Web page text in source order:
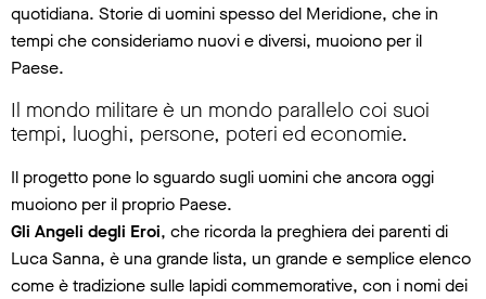
quotidiana. Storie di uomini spesso del Meridione, che in
tempi che consideriamo nuovi e diversi, muoiono per il
Paese.
Il mondo militare è un mondo parallelo coi suoi
tempi, luoghi, persone, poteri ed economie.
Il progetto pone lo sguardo sugli uomini che ancora oggi
muoiono per il proprio Paese.
Gli Angeli degli Eroi, che ricorda la preghiera dei parenti di
Luca Sanna, è una grande lista, un grande e semplice elenco
come è tradizione sulle lapidi commemorative, con i nomi dei